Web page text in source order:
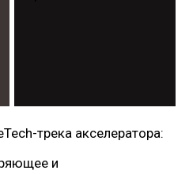
трека акселератора:
и